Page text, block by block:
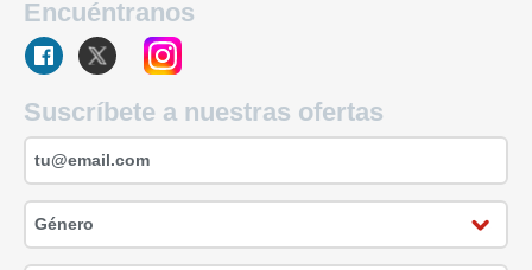
Encuéntranos
Suscríbete a nuestras ofertas